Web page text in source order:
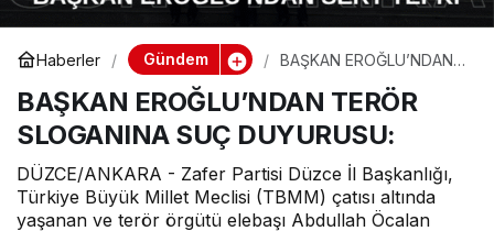
Haberler Gündem
BAŞKAN EROĞLU’NDAN
DUYURUSU:
BAŞKAN EROĞLU’NDAN TERÖR
SLOGANINA SUÇ DUYURUSU:
DÜZCE/ANKARA - Zafer Partisi Düzce İl Başkanlığı,
Türkiye Büyük Millet Meclisi (TBMM) çatısı altında
yaşanan ve terör örgütü elebaşı Abdullah Öcalan